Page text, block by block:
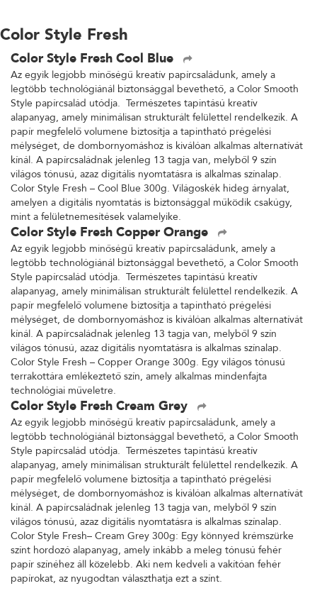
Color Style Fresh
Color Style Fresh Cool Blue
Az egyik legjobb minőségű kreatív papírcsaládunk, amely a
legtöbb technológiánál biztonsággal bevethető, a Color Smooth
Style papírcsalád utódja. Természetes tapintású kreatív
alapanyag, amely minimálisan strukturált felülettel rendelkezik. A
papír megfelelő volumene biztosítja a tapintható prégelési
mélységet, de dombornyomáshoz is kiválóan alkalmas alternatívát
kínál. A papírcsaládnak jelenleg 13 tagja van, melyből 9 szín
világos tónusú, azaz digitális nyomtatásra is alkalmas színalap.
Color Style Fresh – Cool Blue 300g. Világoskék hideg árnyalat,
amelyen a digitális nyomtatás is biztonsággal működik csakúgy,
mint a felületnemesítések valamelyike.
Color Style Fresh Copper Orange
Az egyik legjobb minőségű kreatív papírcsaládunk, amely a
legtöbb technológiánál biztonsággal bevethető, a Color Smooth
Style papírcsalád utódja. Természetes tapintású kreatív
alapanyag, amely minimálisan strukturált felülettel rendelkezik. A
papír megfelelő volumene biztosítja a tapintható prégelési
mélységet, de dombornyomáshoz is kiválóan alkalmas alternatívát
kínál. A papírcsaládnak jelenleg 13 tagja van, melyből 9 szín
világos tónusú, azaz digitális nyomtatásra is alkalmas színalap.
Color Style Fresh – Copper Orange 300g. Egy világos tónusú
terrakottára emlékeztető szín, amely alkalmas mindenfajta
technológiai műveletre.
Color Style Fresh Cream Grey
Az egyik legjobb minőségű kreatív papírcsaládunk, amely a
legtöbb technológiánál biztonsággal bevethető, a Color Smooth
Style papírcsalád utódja. Természetes tapintású kreatív
alapanyag, amely minimálisan strukturált felülettel rendelkezik. A
papír megfelelő volumene biztosítja a tapintható prégelési
mélységet, de dombornyomáshoz is kiválóan alkalmas alternatívát
kínál. A papírcsaládnak jelenleg 13 tagja van, melyből 9 szín
világos tónusú, azaz digitális nyomtatásra is alkalmas színalap.
Color Style Fresh– Cream Grey 300g: Egy könnyed krémszürke
színt hordozó alapanyag, amely inkább a meleg tónusú fehér
papír színéhez áll közelebb. Aki nem kedveli a vakítóan fehér
papírokat, az nyugodtan választhatja ezt a színt.